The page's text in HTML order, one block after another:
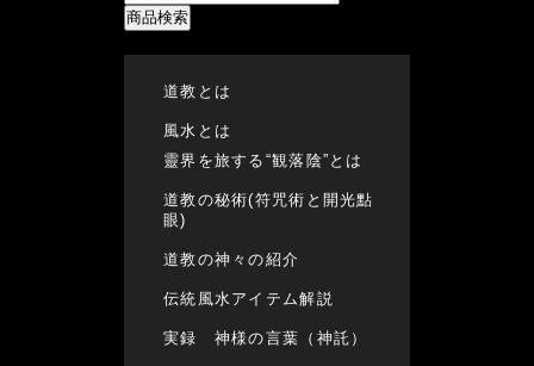
商品検索
道教とは
風水とは
靈界を旅する“観落陰”とは
道教の秘術(符咒術と開光點
眼)
道教の神々の紹介
伝統風水アイテム解説
実録 神様の言葉（神託）